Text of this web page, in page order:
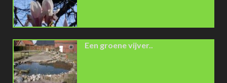
Een groene vijver..